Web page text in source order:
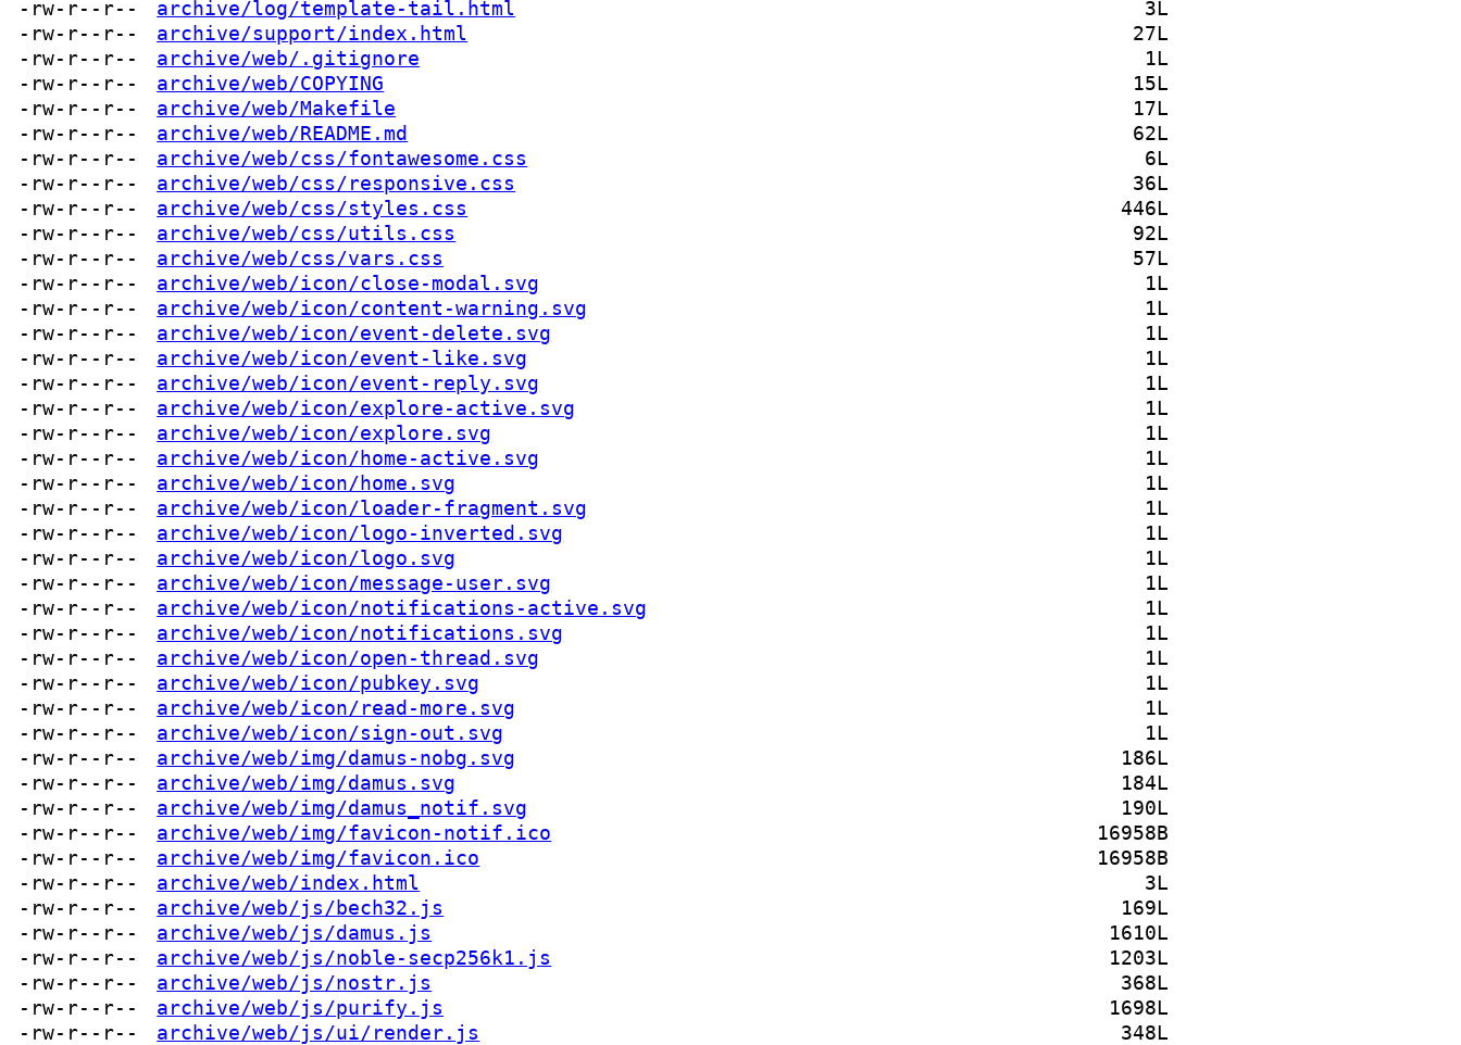
-rw-r--r--
archive/log/template-tail.html
3L
-rw-r--r--
archive/support/index.html
27L
-rw-r--r--
archive/web/.gitignore
1L
-rw-r--r--
archive/web/COPYING
15L
-rw-r--r--
archive/web/Makefile
17L
-rw-r--r--
archive/web/README.md
62L
-rw-r--r--
archive/web/css/fontawesome.css
6L
-rw-r--r--
archive/web/css/responsive.css
36L
-rw-r--r--
archive/web/css/styles.css
446L
-rw-r--r--
archive/web/css/utils.css
92L
-rw-r--r--
archive/web/css/vars.css
57L
-rw-r--r--
archive/web/icon/close-modal.svg
1L
-rw-r--r--
archive/web/icon/content-warning.svg
1L
-rw-r--r--
archive/web/icon/event-delete.svg
1L
-rw-r--r--
archive/web/icon/event-like.svg
1L
-rw-r--r--
archive/web/icon/event-reply.svg
1L
-rw-r--r--
archive/web/icon/explore-active.svg
1L
-rw-r--r--
archive/web/icon/explore.svg
1L
-rw-r--r--
archive/web/icon/home-active.svg
1L
-rw-r--r--
archive/web/icon/home.svg
1L
-rw-r--r--
archive/web/icon/loader-fragment.svg
1L
-rw-r--r--
archive/web/icon/logo-inverted.svg
1L
-rw-r--r--
archive/web/icon/logo.svg
1L
-rw-r--r--
archive/web/icon/message-user.svg
1L
-rw-r--r--
archive/web/icon/notifications-active.svg
1L
-rw-r--r--
archive/web/icon/notifications.svg
1L
-rw-r--r--
archive/web/icon/open-thread.svg
1L
-rw-r--r--
archive/web/icon/pubkey.svg
1L
-rw-r--r--
archive/web/icon/read-more.svg
1L
-rw-r--r--
archive/web/icon/sign-out.svg
1L
-rw-r--r--
archive/web/img/damus-nobg.svg
186L
-rw-r--r--
archive/web/img/damus.svg
184L
-rw-r--r--
archive/web/img/damus_notif.svg
190L
-rw-r--r--
archive/web/img/favicon-notif.ico
16958B
-rw-r--r--
archive/web/img/favicon.ico
16958B
-rw-r--r--
archive/web/index.html
3L
-rw-r--r--
archive/web/js/bech32.js
169L
-rw-r--r--
archive/web/js/damus.js
1610L
-rw-r--r--
archive/web/js/noble-secp256k1.js
1203L
-rw-r--r--
archive/web/js/nostr.js
368L
-rw-r--r--
archive/web/js/purify.js
1698L
-rw-r--r--
archive/web/js/ui/render.js
348L